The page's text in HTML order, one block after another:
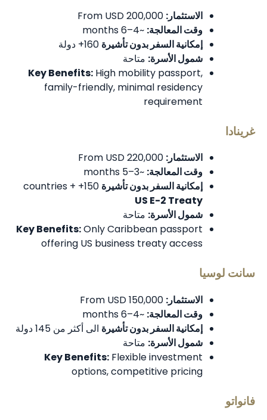
الاستثمار:
وقت المعالجة: ~4–6 months
إمكانية السفر بدون تأشيرة
شمول الأسرة: متاحة
Key Benefits: High mobility passport,
family-friendly, minimal residency
requirement
غرينادا
الاستثمار:
وقت المعالجة: ~3–5 months
إمكانية السفر بدون تأشيرة
US E-2 Treaty
شمول الأسرة: متاحة
Key Benefits:Only Caribbean passport
offering US business treaty access
سانت لوسيا
الاستثمار:
وقت المعالجة: ~4–6 months
إمكانية السفر بدون تأشيرة الى أكثر من 145 دولة
شمول الأسرة: متاحة
Key Benefits: Flexible investment
options, competitive pricing
فانواتو